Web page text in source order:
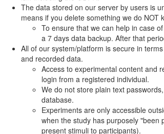
The data stored on our server by users is
means if you delete something we do NOT
To ensure that we can help in case
a 7 days data backup. After that
All of our system/platform is secure in
and recorded data.
Access to experimental content and
login from a registered individual.
We do not store plain text
database.
Experiments are only accessible
when the study has purposely "been
present stimuli to participants).